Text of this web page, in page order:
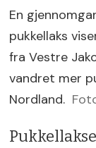
En
pukkellaks
fra Vestre
vandret mer
Nordland.